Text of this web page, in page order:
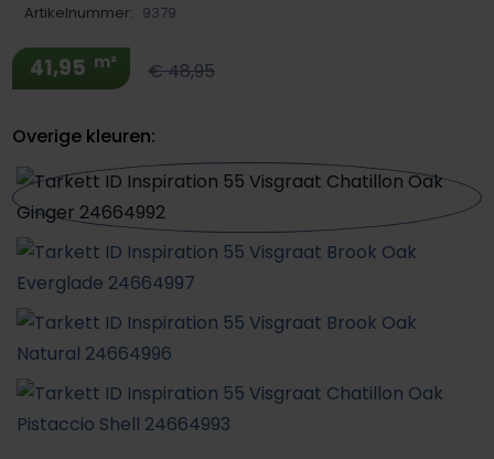
Artikelnummer: 9379
41,95 m² € 48,95
Overige kleuren: